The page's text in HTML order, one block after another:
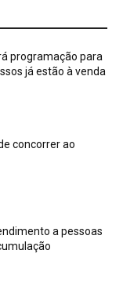
programação para
já estão à venda
concorrer ao
a pessoas